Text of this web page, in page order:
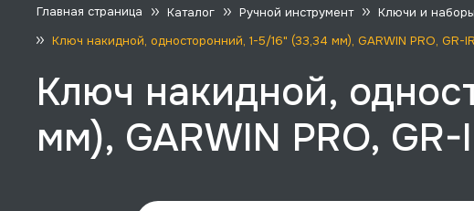
Главная страница Каталог Ручной инструмент Ключи и наборы
Ключ накидной, односторонний, 1-5/16" (33,34 мм), GARWIN PRO, GR-
Ключ накидной,
мм), GARWIN PRO,